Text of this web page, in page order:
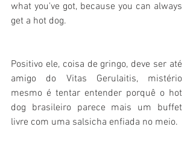
what you've got, because you can always
get a hot dog.
Positivo ele, coisa de gringo, deve ser até
amigo do Vitas Gerulaitis, mistério
mesmo é tentar entender porquê o hot
dog brasileiro parece mais um buffet
livre com uma salsicha enfiada no meio.